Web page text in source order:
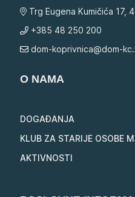
Trg Eugena Kumičića 17,
+385 48 250 200
dom-koprivnica@dom-
O NAMA
DOGAĐANJA
KLUB ZA STARIJE OSOBE
AKTIVNOSTI